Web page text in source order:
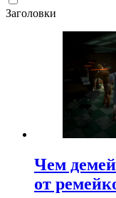
Заголовки
Чем
от